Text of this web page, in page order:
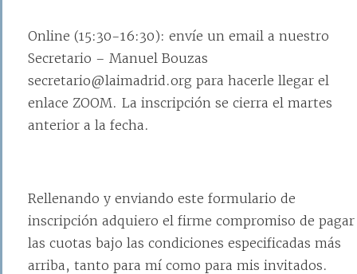
Online (15:30-16:30): envíe un email a nuestro
Secretario – Manuel Bouzas
secretario@laimadrid.org para hacerle llegar el
enlace ZOOM. La inscripción se cierra el martes
anterior a la fecha.
Rellenando y enviando este formulario de
inscripción adquiero el firme compromiso de pagar
las cuotas bajo las condiciones especificadas más
arriba, tanto para mí como para mis invitados.